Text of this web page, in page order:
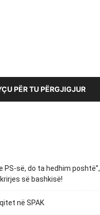
PËR TU PËRGJIGJUR
PS-së, do ta hedhim
së bashkisë!
në SPAK